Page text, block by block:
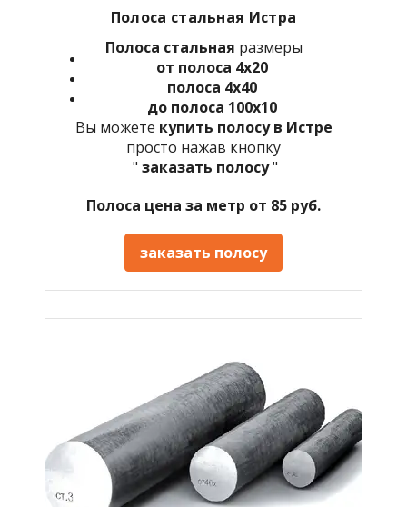
Полоса стальная Истра
Полоса стальная размеры
от полоса 4х20
полоса 4х40
до полоса 100х10
Вы можете купить полосу в Истре
просто нажав кнопку
" заказать полосу"
Полоса цена за метр от 85 руб.
заказать полосу